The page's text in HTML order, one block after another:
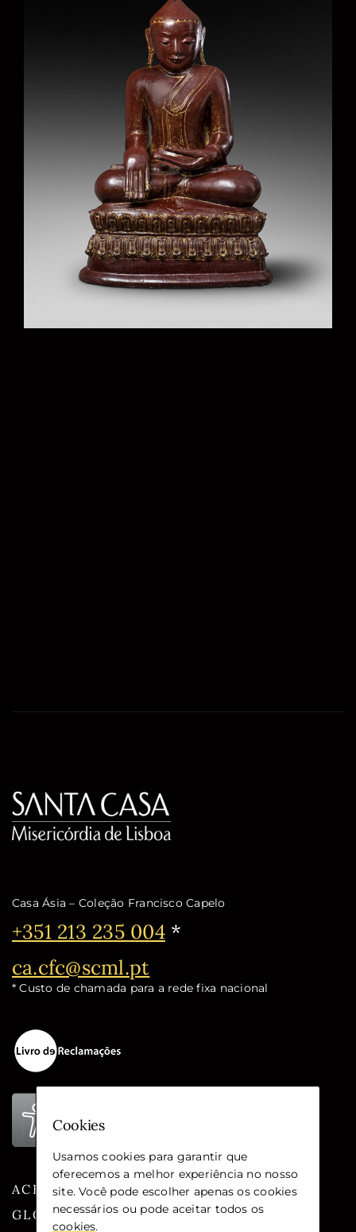
Casa Ásia – Coleção Francisco Capelo
Telefone:
+351 213 235 004*
Email:
ca.cfc@scml.pt
* Custo de chamada para a rede fixa nacional
ACESSIBILIDADE
GLOSSÁRIO
Cookies
Usamos cookies para garantir que
oferecemos a melhor experiência no nosso
site. Você pode escolher apenas os cookies
necessários ou pode aceitar todos os
cookies.